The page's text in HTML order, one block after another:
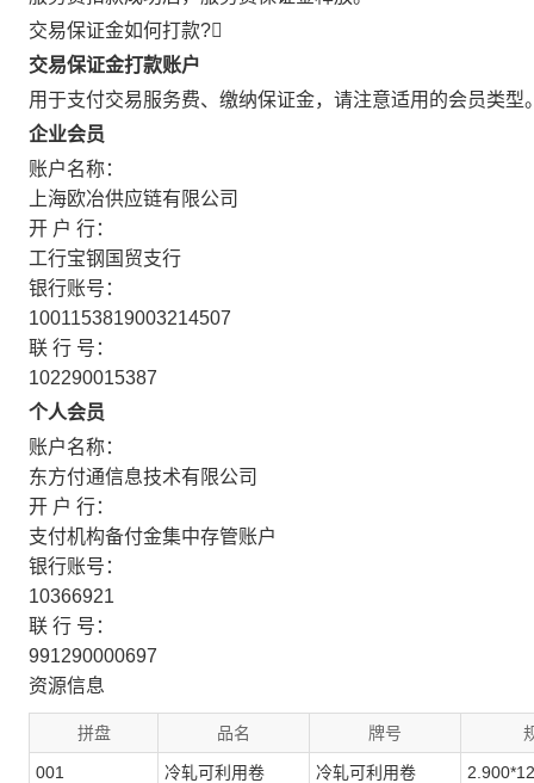
交易保证金如何打款?
交易保证金打款账户
用于支付交易服务费、缴纳保证金，请注意适用的会员类型
企业会员
账户名称：
上海欧冶供应链有限公司
开 户 行：
工行宝钢国贸支行
银行账号：
1001153819003214507
联 行 号：
102290015387
个人会员
账户名称：
东方付通信息技术有限公司
开 户 行：
支付机构备付金集中存管账户
银行账号：
10366921
联 行 号：
991290000697
资源信息
拼盘 品名 牌号
001 冷轧可利用卷 冷轧可利用卷